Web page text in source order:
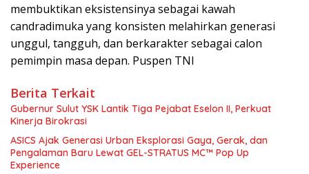
membuktikan eksistensinya sebagai kawah
candradimuka yang konsisten melahirkan generasi
unggul, tangguh, dan berkarakter sebagai calon
pemimpin masa depan. Puspen TNI
Berita Terkait
Gubernur Sulut YSK Lantik Tiga Pejabat Eselon II, Perkuat
Kinerja Birokrasi
ASICS Ajak Generasi Urban Eksplorasi Gaya, Gerak, dan
Pengalaman Baru Lewat GEL-STRATUS MC™ Pop Up
Experience